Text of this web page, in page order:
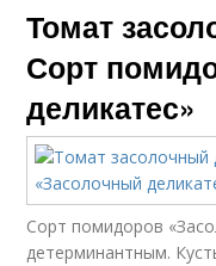
Томат
Сорт
деликатес»
Сорт помидоров
детерминантным.